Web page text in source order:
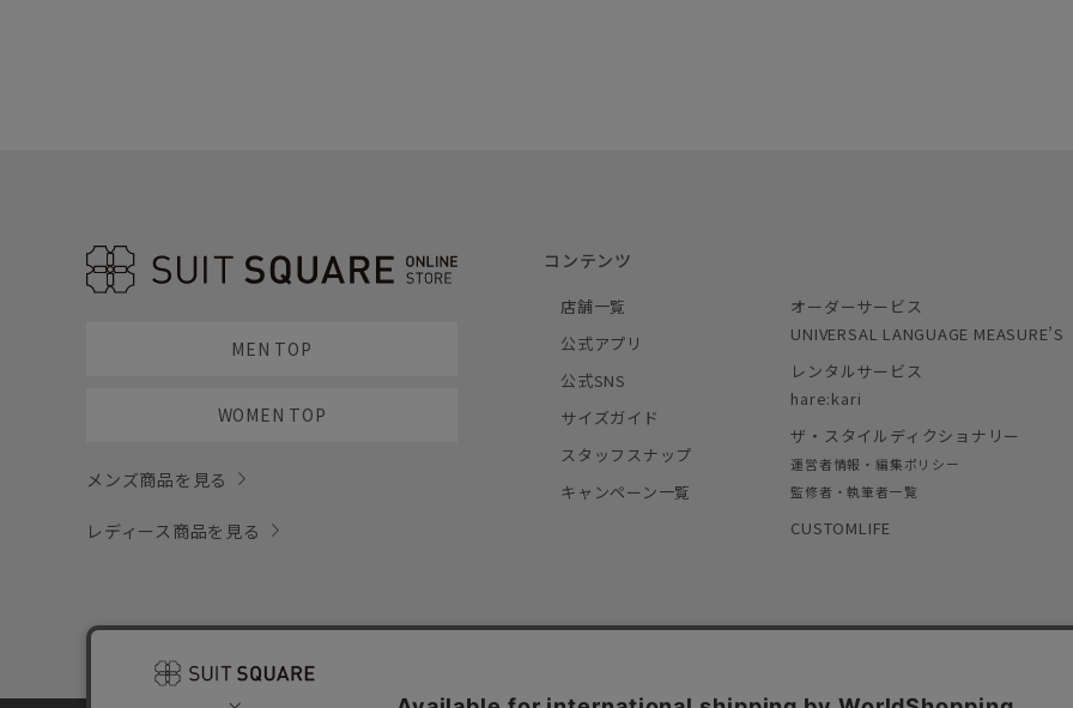
MEN TOP
WOMEN TOP
メンズ商品を見る
レディース商品を見る
コンテンツ
店舗一覧
公式アプリ
公式SNS
サイズガイド
スタッフスナップ
キャンペーン一覧
オーダーサービス
UNIVERSAL LANGUAGE MEASURE’S
レンタルサービス
hare:kari
ザ・スタイルディクショナリー
運営者情報・編集ポリシー
監修者・執筆者一覧
CUSTOMLIFE